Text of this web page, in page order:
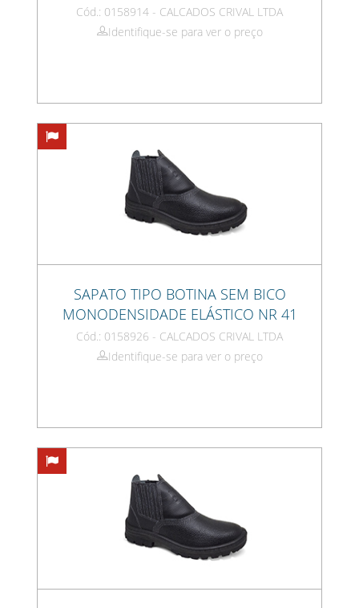
Cód.: 0158914 - CALCADOS CRIVAL LTDA
Identifique-se para ver o preço
SAPATO TIPO BOTINA SEM BICO
MONODENSIDADE ELÁSTICO NR 41
Cód.: 0158926 - CALCADOS CRIVAL LTDA
Identifique-se para ver o preço